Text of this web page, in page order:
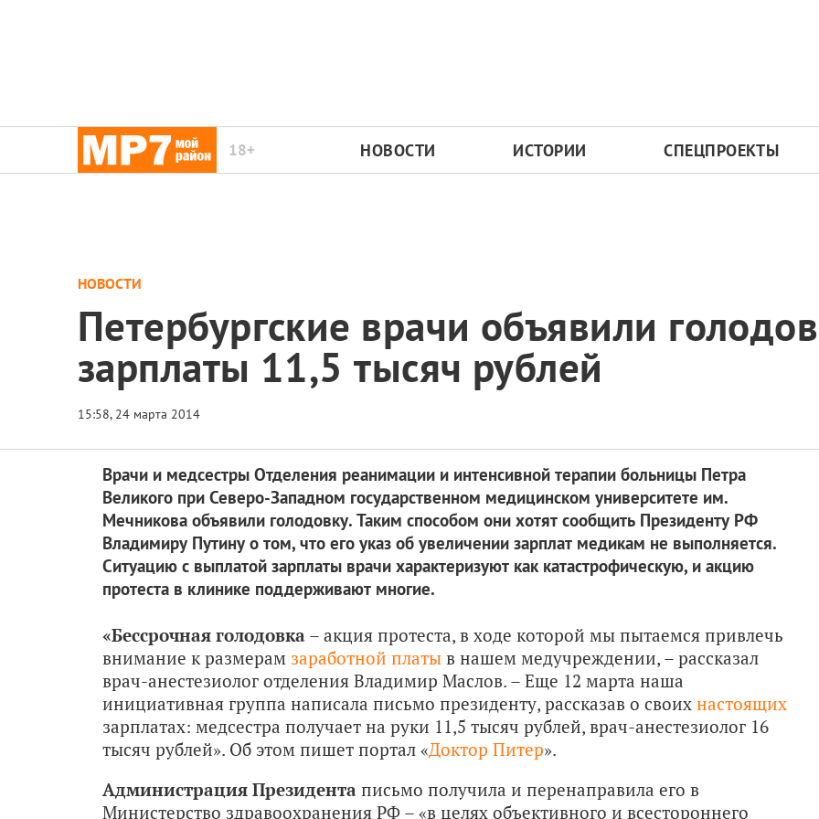
18+ НОВОСТИ ИСТОРИИ СПЕЦПРОЕКТЫ
НОВОСТИ
Петербургские врачи объявили
зарплаты 11,5 тысяч рублей
Врачи и медсестры Отделения реанимации и интенсивной терапии больницы Петра
Великого при Северо-Западном государственном медицинском университете им.
Мечникова объявили голодовку. Таким способом они хотят сообщить Президенту РФ
Владимиру Путину о том, что его указ об увеличении зарплат медикам не выполняется.
Ситуацию с выплатой зарплаты врачи характеризуют как катастрофическую, и акцию
протеста в клинике поддерживают многие.
«Бессрочная голодовка – акция протеста, в ходе которой мы пытаемся привлечь
внимание к размерам заработной платы в нашем медучреждении, – рассказал
врач-анестезиолог отделения Владимир Маслов. – Еще 12 марта наша
инициативная группа написала письмо президенту, рассказав о своих настоящих
зарплатах: медсестра получает на руки 11,5 тысяч рублей, врач-анестезиолог 16
тысяч рублей». Об этом пишет портал «Доктор Питер».
Администрация Президента письмо получила и перенаправила его в
Министерство здравоохранения РФ – «в целях объективного и всестороннего